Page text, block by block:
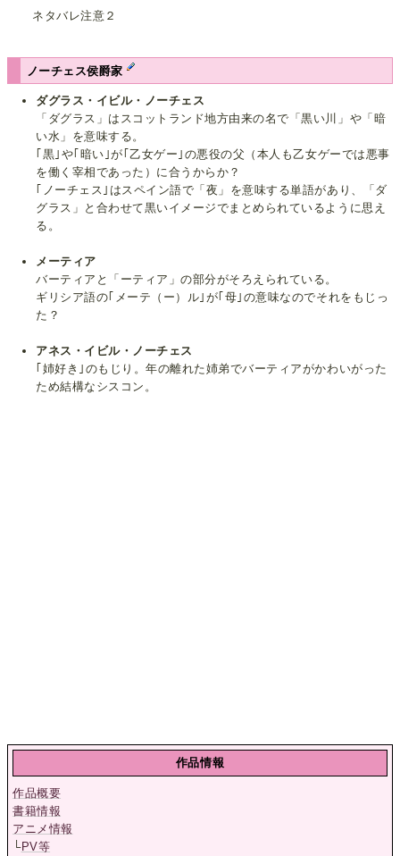
ネタバレ注意２
ノーチェス侯爵家
ダグラス・イビル・ノーチェス
「ダグラス」はスコットランド地方由来の名で「黒い川」や「暗
い水」を意味する。
｢黒｣や｢暗い｣が｢乙女ゲー｣の悪役の父（本人も乙女ゲーでは悪事
を働く宰相であった）に合うからか？
｢ノーチェス｣はスペイン語で「夜」を意味する単語があり、「ダ
グラス」と合わせて黒いイメージでまとめられているように思え
る。
メーティア
バーティアと「ーティア」の部分がそろえられている。
ギリシア語の｢メーテ（ー）ル｣が｢母｣の意味なのでそれをもじっ
た？
アネス・イビル・ノーチェス
｢姉好き｣のもじり。年の離れた姉弟でバーティアがかわいがった
ため結構なシスコン。
作品情報
作品概要
書籍情報
アニメ情報
└PV等